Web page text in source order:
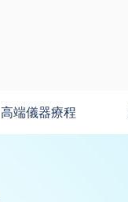
高端儀器療程